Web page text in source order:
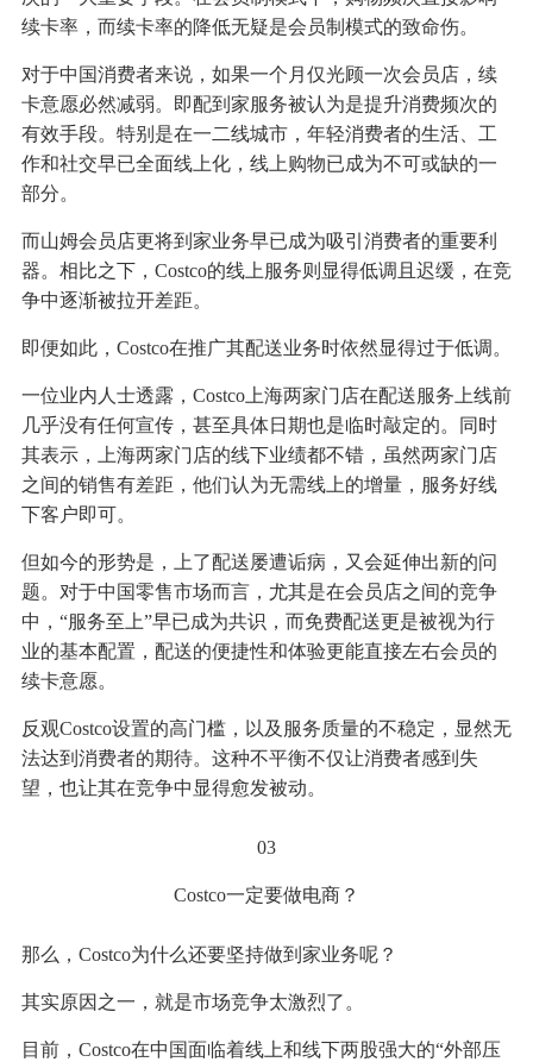
续卡率，而续卡率的降低无疑是会员制模式的致命伤。
对于中国消费者来说，如果一个月仅光顾一次会员店，续
卡意愿必然减弱。即配到家服务被认为是提升消费频次的
有效手段。特别是在一二线城市，年轻消费者的生活、工
作和社交早已全面线上化，线上购物已成为不可或缺的一
部分。
而山姆会员店更将到家业务早已成为吸引消费者的重要利
器。相比之下，Costco的线上服务则显得低调且迟缓，在竞
争中逐渐被拉开差距。
即便如此，Costco在推广其配送业务时依然显得过于低调。
一位业内人士透露，Costco上海两家门店在配送服务上线前
几乎没有任何宣传，甚至具体日期也是临时敲定的。同时
其表示，上海两家门店的线下业绩都不错，虽然两家门店
之间的销售有差距，他们认为无需线上的增量，服务好线
下客户即可。
但如今的形势是，上了配送屡遭诟病，又会延伸出新的问
题。对于中国零售市场而言，尤其是在会员店之间的竞争
中，“服务至上”早已成为共识，而免费配送更是被视为行
业的基本配置，配送的便捷性和体验更能直接左右会员的
续卡意愿。
反观Costco设置的高门槛，以及服务质量的不稳定，显然无
法达到消费者的期待。这种不平衡不仅让消费者感到失
望，也让其在竞争中显得愈发被动。
03
Costco一定要做电商？
那么，Costco为什么还要坚持做到家业务呢？
其实原因之一，就是市场竞争太激烈了。
目前，Costco在中国面临着线上和线下两股强大的“外部压